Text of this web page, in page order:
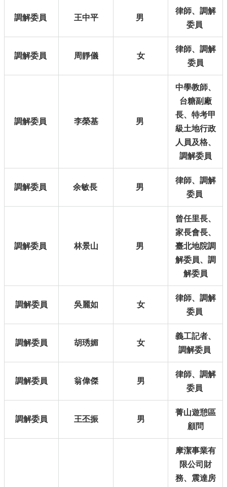
頁
English
陳
系
見
詞
府
私
暨
訊
政
策
調解委員 王中平 男
律師、調解
委員
調解委員 周靜儀 女
律師、調解
委員
調解委員 李榮基 男
中學教師、
台糖副廠
長、 特考甲
級土地行政
人員及格、
調解委員
調解委員 余敏長 男
律師、 調解
委員
調解委員 林景山 男
曾任里長、
家長會長、
臺北地院調
解委員、調
解委員
調解委員 吳麗如 女
律師、調解
委員
調解委員 胡琇媚 女
義工記者、
調解委員
調解委員 翁偉傑 男
律師、調解
委員
調解委員 王丕振 男
菁山遊憩區
顧問
摩潔事業有
限公司財
務、 震達房